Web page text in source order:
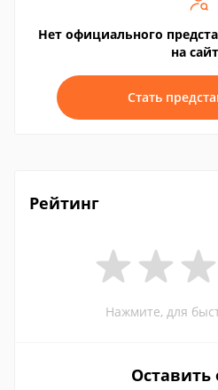
Нет официального
на
Стать
Рейтинг
Нажмите, для
Оставить